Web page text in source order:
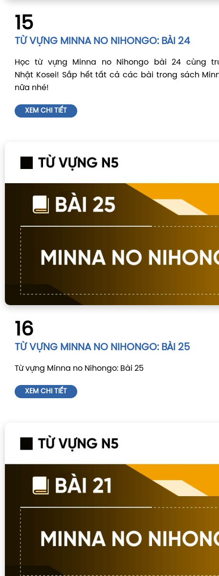
15
TỪ VỰNG MINNA NO NIHONGO: BÀI 24
Học từ vựng Minna no Nihongo bài 24 cùng
Nhật Kosei! Sắp hết tất cả các bài trong sách
nữa nhé!
XEM CHI TIẾT
16
TỪ VỰNG MINNA NO NIHONGO: BÀI 25
Từ vựng Minna no Nihongo: Bài 25
XEM CHI TIẾT